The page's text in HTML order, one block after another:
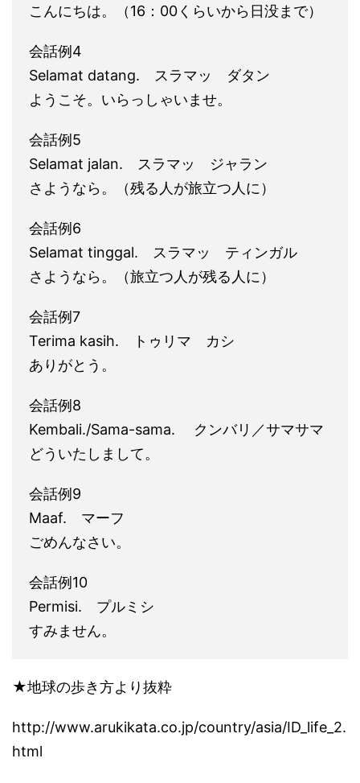
こんにちは。（16：00くらいから日没まで）
会話例4
Selamat datang. スラマッ ダタン
ようこそ。いらっしゃいませ。
会話例5
Selamat jalan. スラマッ ジャラン
さようなら。（残る人が旅立つ人に）
会話例6
Selamat tinggal. スラマッ ティンガル
さようなら。（旅立つ人が残る人に）
会話例7
Terima kasih. トゥリマ カシ
ありがとう。
会話例8
Kembali./Sama-sama. クンバリ／サマサマ
どういたしまして。
会話例9
Maaf. マーフ
ごめんなさい。
会話例10
Permisi. プルミシ
すみません。
★地球の歩き方より抜粋
http://www.arukikata.co.jp/country/asia/ID_life_2.
html